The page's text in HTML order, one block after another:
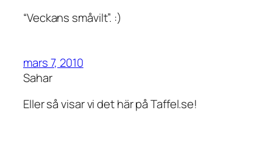
“Veckans småvilt”. :)
mars 7, 2010
Sahar
Eller så visar vi det här på Taffel.se!